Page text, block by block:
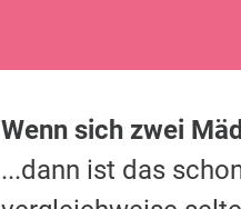
Wenn sich zwei
...dann ist das